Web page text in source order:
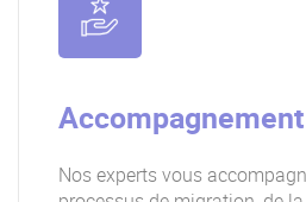
Accompagnement
Nos experts vous